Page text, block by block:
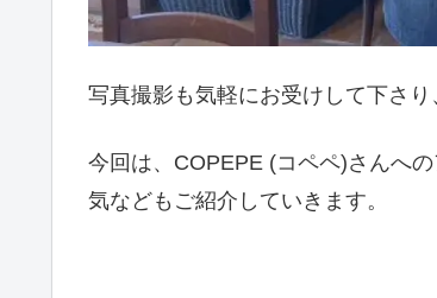
写真撮影も気軽にお受けして下さ
今回は、COPEPE (コペペ)さんへ
気などもご紹介していきます。